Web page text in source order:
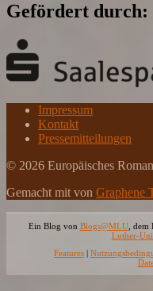
Gefördert durch:
Impressum
Kontakt
Pressemitteilungen
© 2026 Europäisches
Gemacht mit von Graphene
Ein Blog von Blogs@MLU, dem
Luther-
Features |